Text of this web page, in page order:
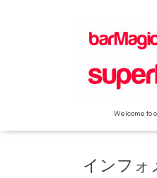
Welcome to
インフォ